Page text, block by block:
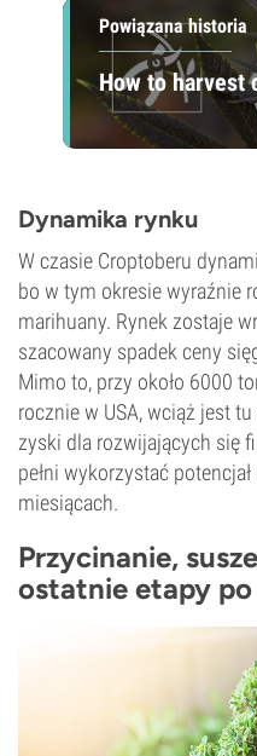
Powiązana historia
How to harvest
Dynamika rynku
W czasie Croptoberu
bo w tym okresie wyraźnie
marihuany. Rynek zostaje
szacowany spadek ceny
Mimo to, przy około 6000
rocznie w USA, wciąż jest
zyski dla rozwijających się
pełni wykorzystać
miesiącach.
Przycinanie,
ostatnie etapy